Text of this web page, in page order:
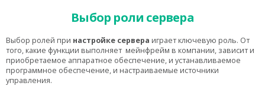
Выбор роли сервера
Выбор ролей при настройке сервера играет ключевую роль. От
того, какие функции выполняет мейнфрейм в компании, зависит и
приобретаемое аппаратное обеспечение, и устанавливаемое
программное обеспечение, и настраиваемые источники
управления.